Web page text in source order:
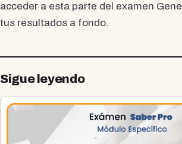
acceder a esta parte del examen
tus resultados a fondo.
Sigue leyendo